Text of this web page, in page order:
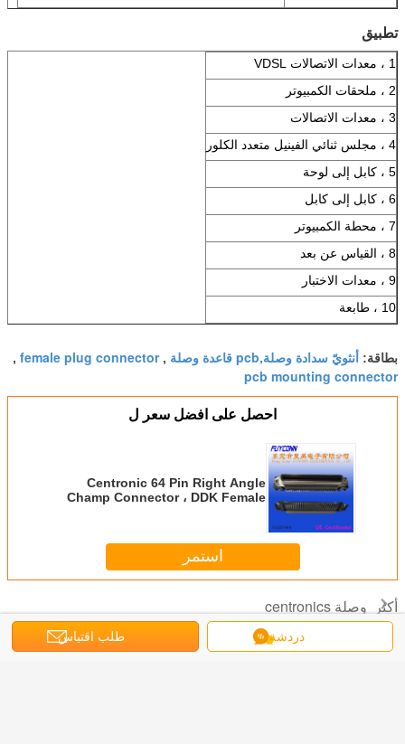
تطبيق
1 ، معدات الاتصالات VDSL
2 ، ملحقات الكمبيوتر
3 ، معدات الاتصالات
4 ، مجلس ثنائي الفينيل متعدد الكلور
5 ، كابل إلى لوحة
6 ، كابل إلى كابل
7 ، محطة الكمبيوتر
8 ، القياس عن بعد
9 ، معدات الاختبار
10 ، طابعة
بطاقة: أنثويّ سدادة وصلة,pcb قاعدة وصلة ,
female plug connector
,
pcb mounting connector
احصل على افضل سعر ل
Centronic 64 Pin Right Angle
Champ Connector ، DDK Female
استمر
أكثر وصلة centronics
دردشة طلب اقتباس